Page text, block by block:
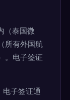
（泰国微
所有外国航
。电子签证
子签证通